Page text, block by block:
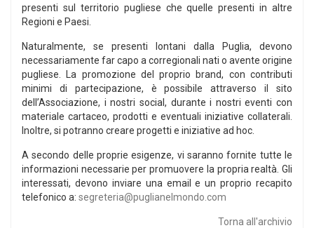
presenti sul territorio pugliese che quelle presenti in altre
Regioni e Paesi.
Naturalmente, se presenti lontani dalla Puglia, devono
necessariamente far capo a corregionali nati o avente origine
pugliese. La promozione del proprio brand, con contributi
minimi di partecipazione, è possibile attraverso il sito
dell’Associazione, i nostri social, durante i nostri eventi con
materiale cartaceo, prodotti e eventuali iniziative collaterali.
Inoltre, si potranno creare progetti e iniziative ad hoc.
A secondo delle proprie esigenze, vi saranno fornite tutte le
informazioni necessarie per promuovere la propria realtà. Gli
interessati, devono inviare una email e un proprio recapito
telefonico a: segreteria@puglianelmondo.com
Torna all'archivio